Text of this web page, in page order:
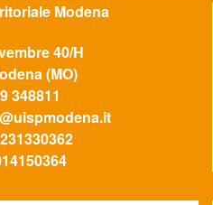
Modena
40/H
(MO)
348811